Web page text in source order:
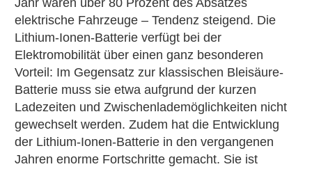
Jahr waren über 80 Prozent des Absatzes
elektrische Fahrzeuge – Tendenz steigend. Die
Lithium-Ionen-Batterie verfügt bei der
Elektromobilität über einen ganz besonderen
Vorteil: Im Gegensatz zur klassischen Bleisäure-
Batterie muss sie etwa aufgrund der kurzen
Ladezeiten und Zwischenlademöglichkeiten nicht
gewechselt werden. Zudem hat die Entwicklung
der Lithium-Ionen-Batterie in den vergangenen
Jahren enorme Fortschritte gemacht. Sie ist